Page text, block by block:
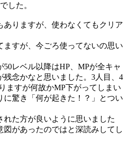
した。
ありますが、使わなくてもクリア
ますが、今ごろ使ってないの思い
レベル以降はHP、MPが全キャ
残念かなと思いました。3人目、4
ますが何故かMP下がってしまい
に驚き「何が起きた！？」とつい
た方が良いように思いました
図があったのではと深読みしてし